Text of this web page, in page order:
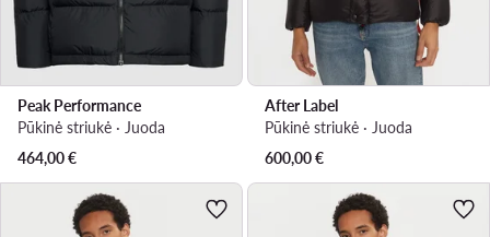
Peak Performance
Pūkinė striukė · Juoda
464,00€
After Label
Pūkinė striukė · Juoda
600,00€